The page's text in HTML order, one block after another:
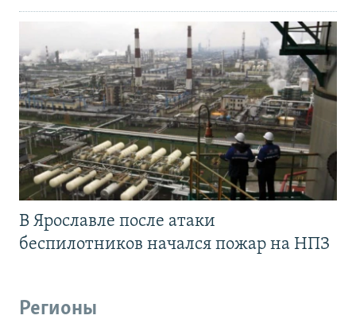
В Ярославле после атаки
беспилотников начался пожар на НПЗ
Регионы